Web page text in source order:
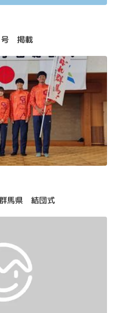
号 掲載
馬県 結団式